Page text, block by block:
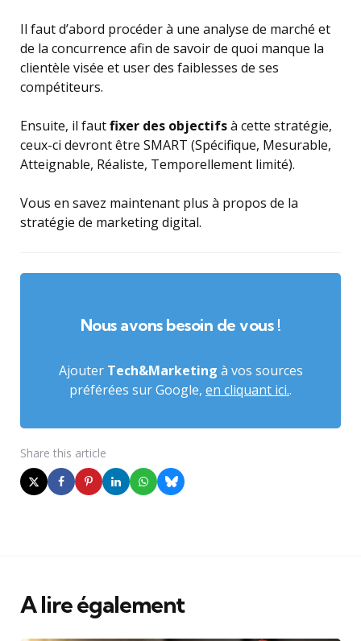
Il faut d’abord procéder à une analyse de marché et
de la concurrence afin de savoir de quoi manque la
clientèle visée et user des faiblesses de ses
compétiteurs.
Ensuite, il fautfixer des objectifsà cette stratégie,
ceux-ci devront être SMART (Spécifique, Mesurable,
Atteignable, Réaliste, Temporellement limité).
Vous en savez maintenant plus à propos de la
stratégie de marketing digital.
Nous avons besoin de vous !
Ajouter Tech&Marketing à vos sources
préférées sur Google, en cliquant ici..
Share this article
A lire également